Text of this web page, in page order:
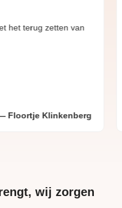
van
Great
wij zorgen